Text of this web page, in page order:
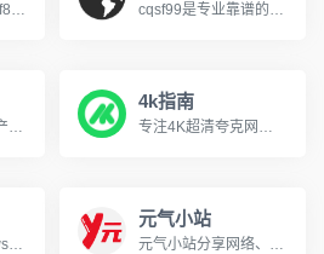
传奇私服(www.cqsf88.cc)，提供最新传奇私服发布网资讯，可以第一时间体验新开传奇SF、查找传奇SF发布网新区信息，包括1.76、复古、热血、变态、网通、三职业等多种热门玩法，还提供最新开区时间、版本细节、爆率介绍，支持筛选高爆服、散人好混服等其它，每天定时更新传奇游戏开服表，是玩家首选的搜服平台! cqsf99是专业靠谱的传奇私服发布网，专注收录全网优质新开传奇私服与各类传奇SF版本，涵盖复古、火龙、冰雪、微变等热门玩法，实时更新新开大区开服信息，精准筛选稳定长久的优质服务器，为传奇玩家提供便捷的找服渠道，是老玩家寻觅传奇私服的首选平台。
神龙号是一个工业产品分类信息网络服务平台。整合工业产品（设备、材料、原料、材料、机械、五金、仪器仪表、配件、方案、服务、二手、出租等）分类产品信息，让用户快速精准检索到需求产品信息。同时设有产品排行榜单、产品品牌、品牌排行、行业专区、产品品类专区等栏目，帮助中小企业、厂商通过网络营销的方式宣传企业产品或服务，获得更多商机。
4k指南
专注4K超清夸克网盘分享
中睿百科网(www.ws46.com)分享百科小知识，这里汇聚了知识问答、生活常识，帮助用户解决生活中的常见问题。
元气小站
元气小站分享网络、摄影写真图片、萌妹cosplay图片、AI原创漫画作品展示、文章故事等。